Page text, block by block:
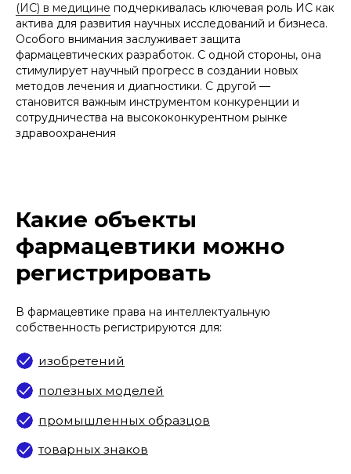
(ИС) в медицине подчеркивалась ключевая роль ИС как
актива для развития научных исследований и бизнеса.
Особого внимания заслуживает защита
фармацевтических разработок. С одной стороны, она
стимулирует научный прогресс в создании новых
методов лечения и диагностики. С другой —
становится важным инструментом конкуренции и
сотрудничества на высококонкурентном рынке
здравоохранения
Какие объекты
фармацевтики можно
регистрировать
В фармацевтике права на интеллектуальную
собственность регистрируются для: